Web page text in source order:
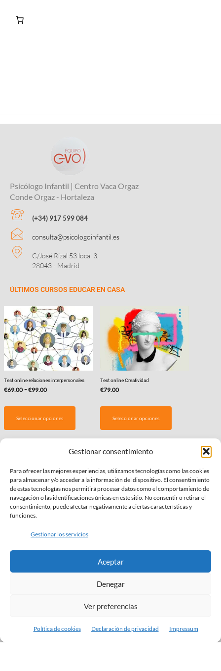
Gestionar consentimiento
Para ofrecer las mejores experiencias, utilizamos tecnologías como las cookies
para almacenar y/o acceder a la información del dispositivo. El consentimiento
de estas tecnologías nos permitirá procesar datos como el comportamiento de
navegación o las identificaciones únicas en este sitio. No consentir o retirar el
consentimiento, puede afectar negativamente a ciertas características y
funciones.
Gestionar los servicios
Aceptar
Denegar
Ver preferencias
Política de cookies Declaración de privacidad Impressum
Psicólogo Infantil | Centro Vaca Orgaz
Conde Orgaz - Hortaleza
(+34) 917 599 084
consulta@psicologoinfantil.es
C/José Rizal 53 local 3,
28043 - Madrid
ÚLTIMOS CURSOS EDUCAR EN CASA
Test online relaciones interpersonales
€69.00 - €99.00Rango
desde
Seleccionar opciones
múltiples
variantes.
opciones
se
pueden
elegir
la
Test online Creatividad
€79.00
Seleccionar opciones
COLABORAMOS CON
Términos y condiciones
SÍGUENOS EN: